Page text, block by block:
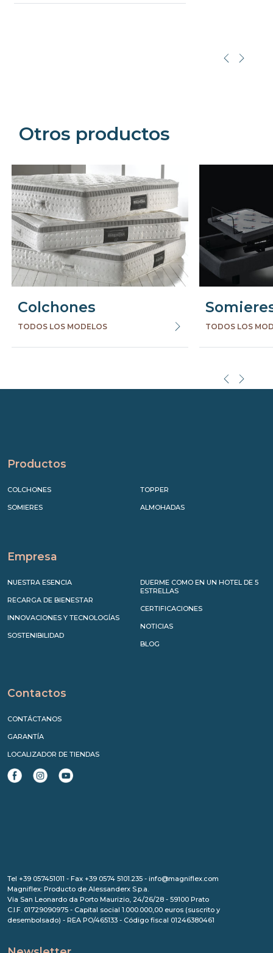
Otros productos
Colchones
TODOS LOS MODELOS TODOS LOS
Productos
COLCHONES
SOMIERES
TOPPER
ALMOHADAS
Empresa
NUESTRA ESENCIA
RECARGA DE BIENESTAR
INNOVACIONES Y TECNOLOGÍAS
SOSTENIBILIDAD
DUERME COMO EN UN HOTEL DE 5
ESTRELLAS
CERTIFICACIONES
NOTICIAS
BLOG
Contactos
CONTÁCTANOS
GARANTÍA
LOCALIZADOR DE TIENDAS
Tel +39 057451011 - Fax +39 0574 5101.235 - info@magniflex.com
Magniflex: Producto de Alessanderx S.p.a.
Via San Leonardo da Porto Maurizio, 24/26/28 - 59100 Prato
C.I.F. 01729090975 - Capital social 1.000.000,00 euros (suscrito y
desembolsado) - REA PO/465133 - Código fiscal 01246380461